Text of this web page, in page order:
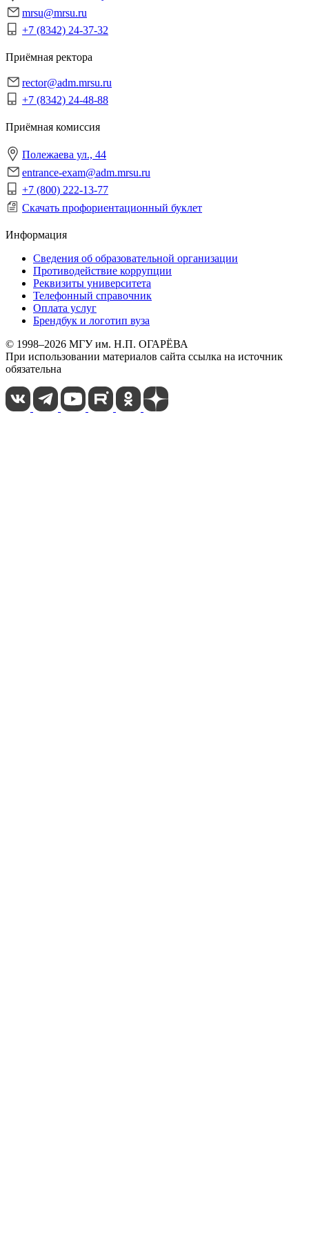
mrsu@mrsu.ru
+7 (8342) 24-37-32
Приёмная ректора
rector@adm.mrsu.ru
+7 (8342) 24-48-88
Приёмная комиссия
Полежаева ул., 44
entrance-exam@adm.mrsu.ru
+7 (800) 222-13-77
Скачать профориентационный буклет
Информация
Сведения об образовательной организации
Противодействие коррупции
Реквизиты университета
Телефонный справочник
Оплата услуг
Брендбук и логотип вуза
© 1998–2026 МГУ им. Н.П. ОГАРЁВА
При использовании материалов сайта ссылка на источник
обязательна